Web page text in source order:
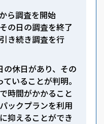
ら調査を開始
の日の調査を終了
き続き調査を行
休日があり、その
いることが判明。
時間がかかること
ックプランを利用
抑えることができ